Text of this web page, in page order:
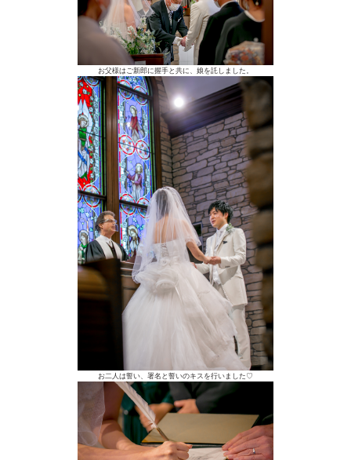
お父様はご新郎に握手と共に、娘を託しました。
お二人は誓い、署名と誓いのキスを行いました♡